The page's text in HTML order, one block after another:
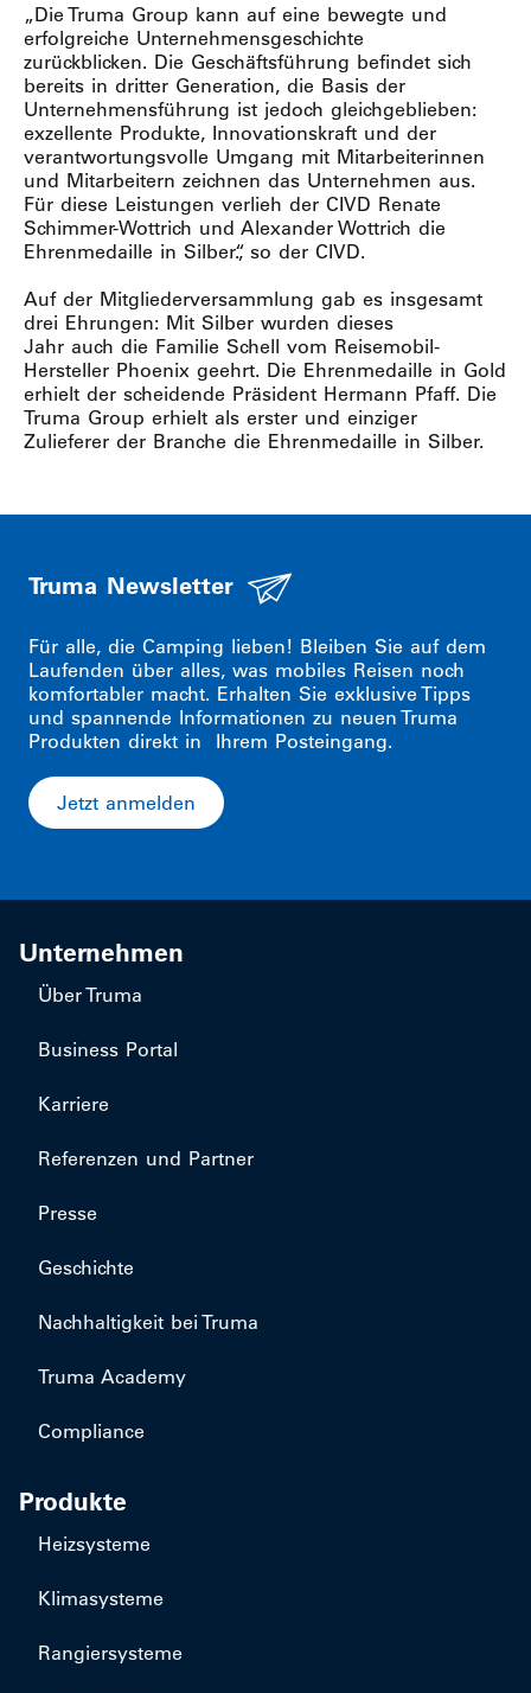
„Die Truma Group kann auf eine bewegte und
erfolgreiche Unternehmensgeschichte
zurückblicken. Die Geschäftsführung befindet sich
bereits in dritter Generation, die Basis der
Unternehmensführung ist jedoch gleichgeblieben:
exzellente Produkte, Innovationskraft und der
verantwortungsvolle Umgang mit Mitarbeiterinnen
und Mitarbeitern zeichnen das Unternehmen aus.
Für diese Leistungen verlieh der CIVD Renate
Schimmer-Wottrich und Alexander Wottrich die
Ehrenmedaille in Silber.“, so der CIVD.
Auf der Mitgliederversammlung gab es insgesamt
drei Ehrungen: Mit Silber wurden dieses
Jahr auch die Familie Schell vom Reisemobil-
Hersteller Phoenix geehrt. Die Ehrenmedaille in Gold
erhielt der scheidende Präsident Hermann Pfaff. Die
Truma Group erhielt als erster und einziger
Zulieferer der Branche die Ehrenmedaille in Silber.
Truma Newsletter
Für alle, die Camping lieben! Bleiben Sie auf dem
Laufenden über alles, was mobiles Reisen noch
komfortabler macht. Erhalten Sie exklusive Tipps
und spannende Informationen zu neuen Truma
Produkten direkt in Ihrem Posteingang.
Jetzt anmelden
Unternehmen
Über Truma
Business Portal
Karriere
Referenzen und Partner
Presse
Geschichte
Nachhaltigkeit bei Truma
Truma Academy
Compliance
Produkte
Heizsysteme
Klimasysteme
Rangiersysteme